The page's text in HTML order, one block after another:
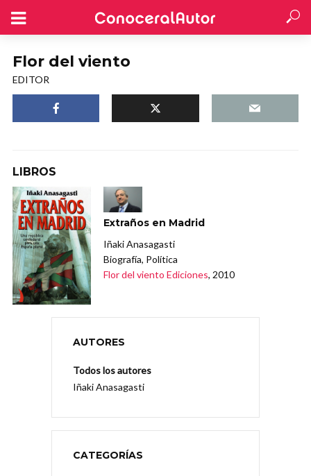
Flor del viento
EDITOR
LIBROS
Extraños en Madrid
Iñaki Anasagasti
Biografía, Política
Flor del viento Ediciones, 2010
AUTORES
Todos los autores
Iñaki Anasagasti
CATEGORÍAS